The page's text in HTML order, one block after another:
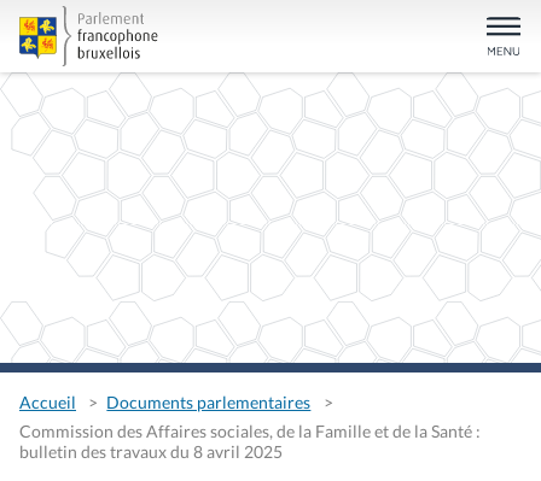
Accueil
Documents parlementaires
Commission des Affaires sociales, de la Famille et de la Santé :
bulletin des travaux du 8 avril 2025